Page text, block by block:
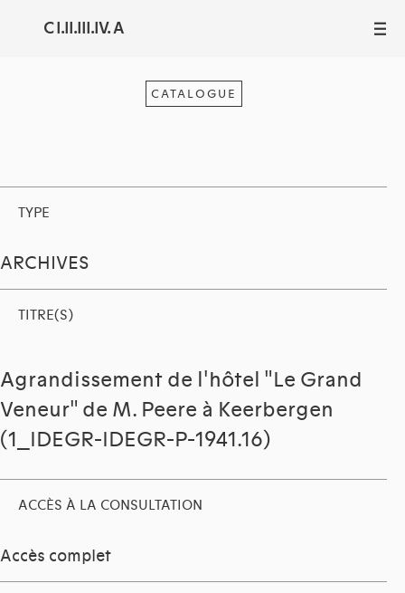
C I.II.III.IV. A III
CATALOGUE
TYPE
ARCHIVES
TITRE(S)
Agrandissement de l'hôtel "Le Grand
Veneur" de M. Peere à Keerbergen
(1_IDEGR-IDEGR-P-1941.16)
ACCÈS À LA CONSULTATION
Accès complet